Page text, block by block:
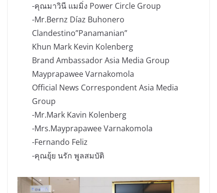
-คุณมาวินี แมมิ่ง Power Circle Group
-Mr.Bernz Díaz Buhonero
Clandestino”Panamanian”
Khun Mark Kevin Kolenberg
Brand Ambassador Asia Media Group
Mayprapawee Varnakomola
Official News Correspondent Asia Media
Group
-Mr.Mark Kavin Kolenberg
-Mrs.Mayprapawee Varnakomola
-Fernando Feliz
-คุณยุ้ย นรัก พูลสมบัติ